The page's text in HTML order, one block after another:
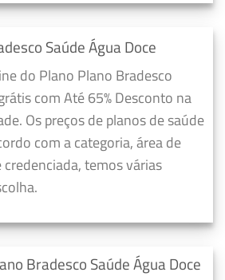
Saúde Água Doce
do Plano Plano Bradesco
com Até 65% Desconto na
Os preços de planos de saúde
com a categoria, área de
temos várias
Bradesco Saúde Água Doce